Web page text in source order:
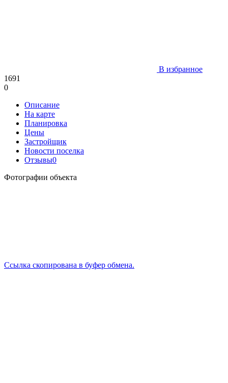
В избранное
1691
0
Описание
На карте
Планировка
Цены
Застройщик
Новости поселка
Отзывы0
Фотографии объекта
Ссылка скопирована в буфер обмена.